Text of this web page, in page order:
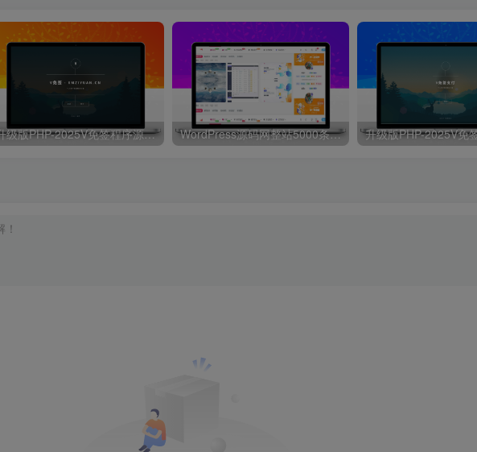
升级版PHP-2025V免签程序源码，本站同款支持支付宝和微信 WordPress源码网整站5000条源码文章数据打包+数据库 带视频教程